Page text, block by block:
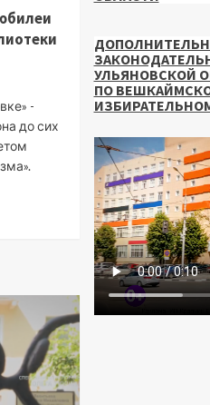
-
до сих
УЛЬЯНОВСКОЙ
ПО